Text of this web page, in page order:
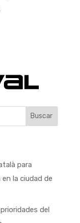
Buscar
para
la ciudad de
del